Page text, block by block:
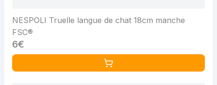
NESPOLI Truelle langue de chat 18cm manche
FSC®
6€